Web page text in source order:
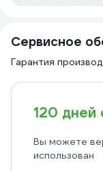
Сервисное
Гарантия
120 дней
Вы можете
использован